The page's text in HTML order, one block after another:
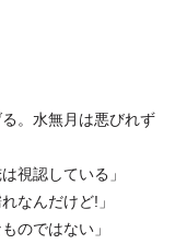
。水無月は悪びれず
視認している」
なんだけど!」
のではない」